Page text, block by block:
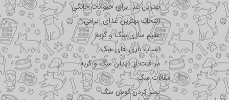
بهترین غذا برای حیوانات خانگی
انتخاب بهترین غذای ایرانی !
عقیم سازی سگ و گربه
اسباب بازی های سگ
مراقبت از دندان سگ و گربه
مقالات سگ
تمیز کردن گوش سگ